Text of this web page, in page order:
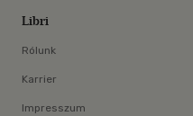
Libri
Rólunk
Karrier
Impresszum